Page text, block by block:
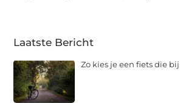
Laatste Bericht
Zo kies je een fiets die